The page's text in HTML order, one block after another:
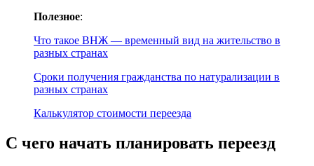
Полезное:
Что такое ВНЖ — временный вид на жительство в
разных странах
Сроки получения гражданства по натурализации в
разных странах
Калькулятор стоимости переезда
С чего начать планировать переезд